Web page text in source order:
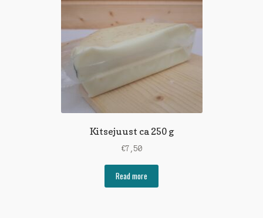
Kitsejuust ca 250 g
€7,50
Read more